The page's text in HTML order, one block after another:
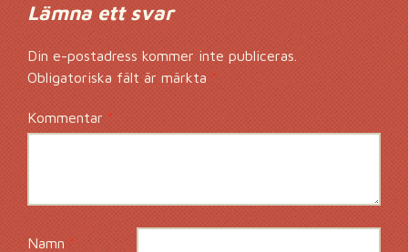
Lämna ett svar
Din e-postadress kommer inte publiceras.
Obligatoriska fält är märkta *
Kommentar*
Namn *